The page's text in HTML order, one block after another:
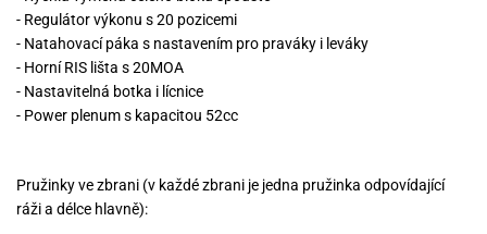
- Regulátor výkonu s 20 pozicemi
- Natahovací páka s nastavením pro praváky i leváky
- Horní RIS lišta s 20MOA
- Nastavitelná botka i lícnice
- Power plenum s kapacitou 52cc
Pružinky ve zbrani (v každé zbrani je jedna pružinka odpovídající
ráži a délce hlavně):